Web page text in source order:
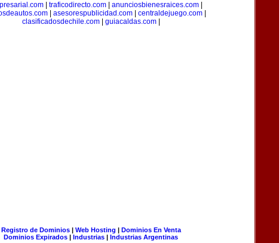
traficodirecto.com anunciosbienesraices.com
| asesorespublicidad.com| centraldejuego.com|
clasificadosdechile.com| guiacaldas.com|
Registro de Dominios| Web Hosting | Dominios En Venta
Dominios Expirados | Industrias | Industrias Argentinas